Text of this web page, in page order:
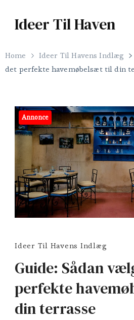
Ideer Til Haven
Home Ideer Til Havens Indlæg
det perfekte havemøbelsæt til din
Annonce
Ideer Til Havens Indlæg
Guide: Sådan
perfekte
din terrasse